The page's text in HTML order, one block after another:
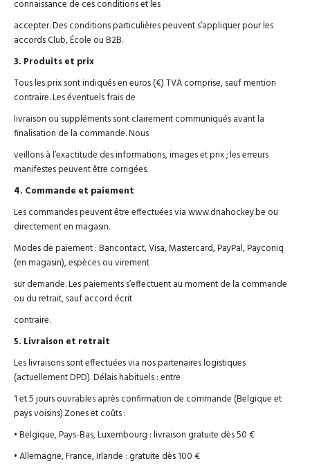
connaissance de ces conditions et les
accepter. Des conditions particulières peuvent s’appliquer pour les
accords Club, École ou B2B.
3. Produits et prix
Tous les prix sont indiqués en euros (€) TVA comprise, sauf mention
contraire. Les éventuels frais de
livraison ou suppléments sont clairement communiqués avant la
finalisation de la commande. Nous
veillons à l’exactitude des informations, images et prix ; les erreurs
manifestes peuvent être corrigées.
4. Commande et paiement
Les commandes peuvent être effectuées via www.dnahockey.be ou
directement en magasin.
Modes de paiement : Bancontact, Visa, Mastercard, PayPal, Payconiq
(en magasin), espèces ou virement
sur demande. Les paiements s’effectuent au moment de la commande
ou du retrait, sauf accord écrit
contraire.
5. Livraison et retrait
Les livraisons sont effectuées via nos partenaires logistiques
(actuellement DPD). Délais habituels : entre
1 et 5 jours ouvrables après confirmation de commande (Belgique et
pays voisins).Zones et coûts :
• Belgique, Pays-Bas, Luxembourg : livraison gratuite dès 50 €
• Allemagne, France, Irlande : gratuite dès 100 €